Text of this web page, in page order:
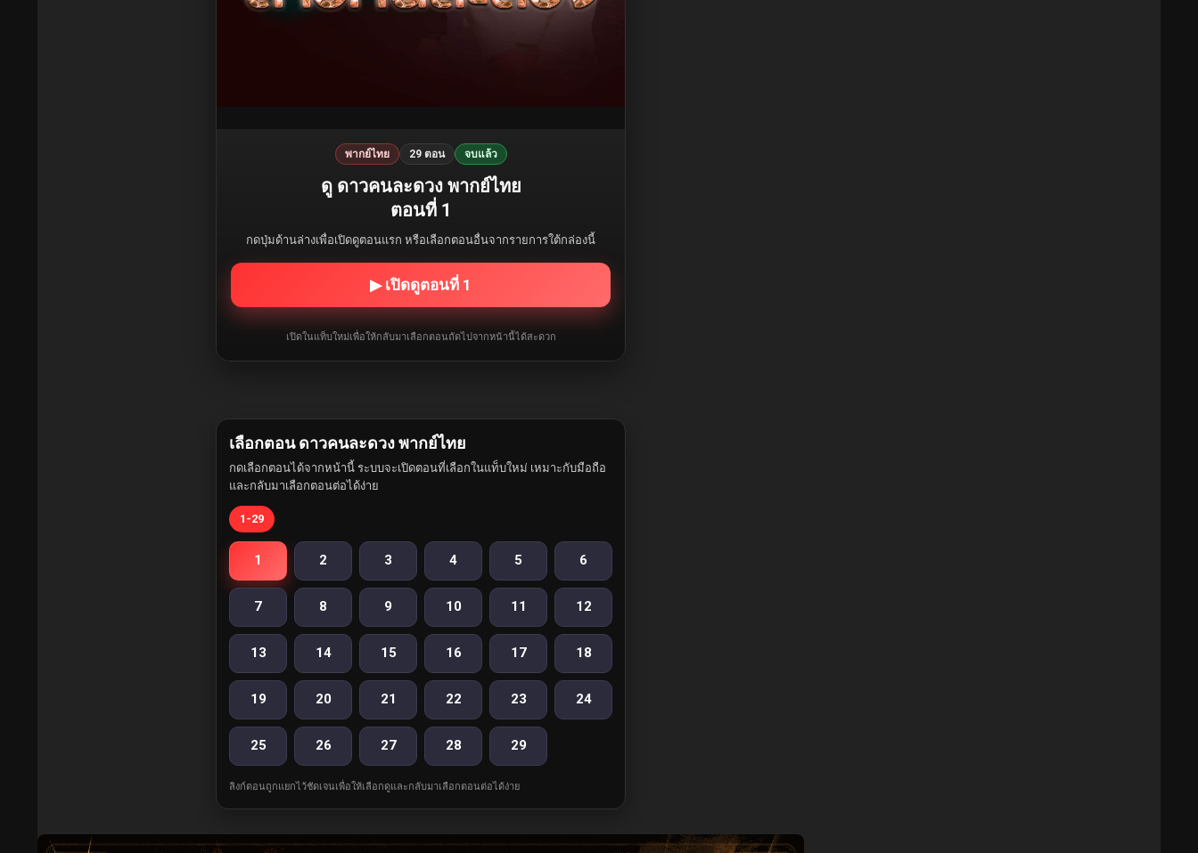
พากย์ไทย 29 ตอน จบแล้ว
ดู ดาวคนละดวง พากย์ไทย
ตอนที่ 1
กดปุ่มด้านล่างเพื่อเปิดดูตอนแรก หรือเลือกตอนอื่นจากรายการใต้กล่องนี้
▶ เปิดดูตอนที่ 1
เปิดในแท็บใหม่เพื่อให้กลับมาเลือกตอนถัดไปจากหน้านี้ได้สะดวก
เลือกตอน ดาวคนละดวง พากย์ไทย
กดเลือกตอนได้จากหน้านี้ ระบบจะเปิดตอนที่เลือกในแท็บใหม่ เหมาะกับมือถือ
และกลับมาเลือกตอนต่อได้ง่าย
1-29
1 2 3 4 5 6
7 8 9 10 11 12
13 14 15 16 17 18
19 20 21 22 23 24
25 26 27 28 29
ลิงก์ตอนถูกแยกไว้ชัดเจนเพื่อให้เลือกดูและกลับมาเลือกตอนต่อได้ง่าย